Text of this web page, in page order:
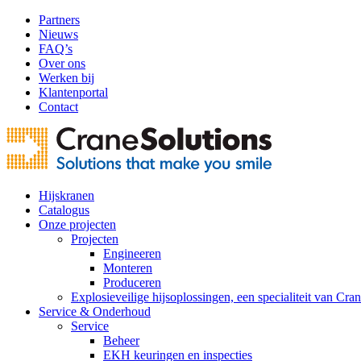
Partners
Nieuws
FAQ’s
Over ons
Werken bij
Klantenportal
Contact
Hijskranen
Catalogus
Onze projecten
Projecten
Engineeren
Monteren
Produceren
Explosieveilige hijsoplossingen, een specialiteit van
Service & Onderhoud
Service
Beheer
EKH keuringen en inspecties